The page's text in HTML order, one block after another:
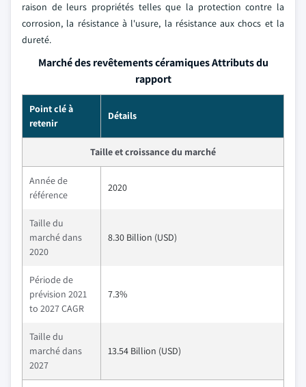
raison de leurs propriétés telles que la protection contre la
corrosion, la résistance à l'usure, la résistance aux chocs et la
dureté.
Marché des revêtements céramiques Attributs du
rapport
Point clé à
retenir
Détails
Taille et croissance du marché
Année de
référence
2020
Taille du
marché dans
2020
8.30 Billion (USD)
Période de
prévision 2021
to 2027 CAGR
7.3%
Taille du
marché dans
2027
13.54 Billion (USD)